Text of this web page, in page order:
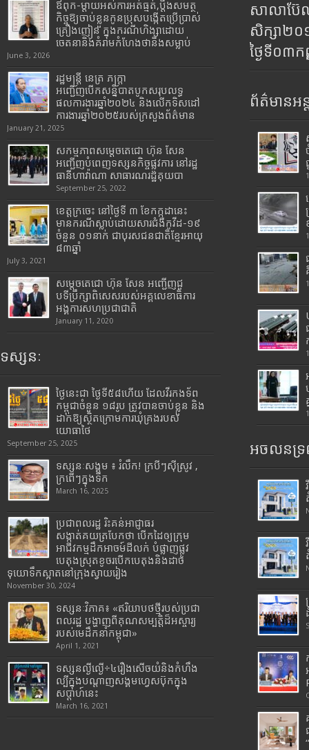
ឪពុក-ម្ដាយអស់ការអត់ធ្មត់,ប្ដឹងសមត្ថ
កិច្ចឱ្យចាប់ខ្លួនកូនប្រុសបង្កើតប្រើប្រាស់
គ្រឿងញៀន ក្នុងករណីហិង្សាដោយ
ចេតនានិងគំរាមកំហែងថានឹងសម្លាប់
June 3, 2026
រដ្ឋមន្រ្តី​ នេត្រ​ ភក្ត្រា​
អញ្ជើញបើកសន្និបាតបូកសរុបលទ្ធ
ផលការងារឆ្នាំ២០២៤ និងលើកទិសដៅ
ការងារឆ្នាំ២០២៥របស់​ក្រសួង​ព័ត៌មាន​
January 21, 2025
សកម្មភាពសម្តេចតេជោ ហ៊ុន សែន
អញ្ជើញបំពេញទស្សនកិច្ចផ្លូវការ នៅរដ្ឋ
ធានីហាវ៉ាណា សាធារណរដ្ឋគុយបា
September 25, 2022
ខេត្តក្រចេះ នៅថ្ងៃទី ៣ ខែកក្កដានេះ
មានករណីស្លាប់ដោយសារជំងឺកូវីដ-១៩
ចំនួន ០១នាក់ ជាបុរសជនជាតិខ្មែរអាយុ
៨៣ឆ្នាំ
July 3, 2021
សម្តេចតេជោ ហ៊ុន សែន អញ្ជើញជួ
បទីប្រឹក្សាពិសេសរបស់អគ្គលេខាធិការ
អង្គការសហប្រជាជាតិ
January 11, 2020
ទស្សនៈ
ថ្ងៃនេះជា ថ្ងៃទី៥៨ហើយ ដែលវីរកងទ័ព
កម្ពុជាចំនួន ១៨រូប ត្រូវបានចាប់ខ្លួន និង
ដាក់ឱ្យស្ថិតក្រោមការឃុំគ្រងរបស់
យោធាថៃ
September 25, 2025
ទស្សនៈសង្គម ៖ រំលឹក! ក្របីៗស៊ីស្រូវ ,
ក្រពើៗក្នុងទឹក
March 16, 2025
ប្រជាពលរដ្ឋ រិះគន់អាជ្ញាធរ
សង្កាត់គយត្របែកថា បើកដៃឲ្យក្រុម
អាជីវកម្មដឹកអាចម៍ដីលក់ បំផ្លាញផ្លូវ
បេតុងស្រុតខូចរបើកបេតុងនិងដាច់
ទុយោទឹកស្អាតនៅក្រុងស្វាយរៀង
November 30, 2024
ទស្សនៈវិភាគ៖ «ឥរិយាបថថ្មីរបស់ប្រជា
ពលរដ្ឋ បង្ហាញពីគុណសម្បត្តិដ៏អស្ចារ្យ
របស់មេដឹកនាំកម្ពុជា»
April 1, 2021
ទស្សនល្ងីល្ងើ÷៤រឿងសើចយំនិងកំហឹង
ល្បីក្នុងបណ្តាញសង្គមហ្វេសប៊ុកក្នុង
សប្តាហ៍នេះ
March 16, 2021
សាលាប៊ែ
សិក្សា២
ថ្ងៃទី០៣
ព័ត៌មានអន្
អចលនទ្រ